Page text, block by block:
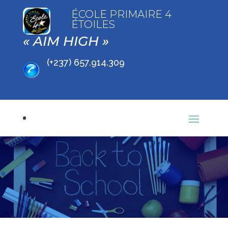
ÉCOLE PRIMAIRE 4
ÉTOILES
« AIM HIGH »
(+237) 657.914.309